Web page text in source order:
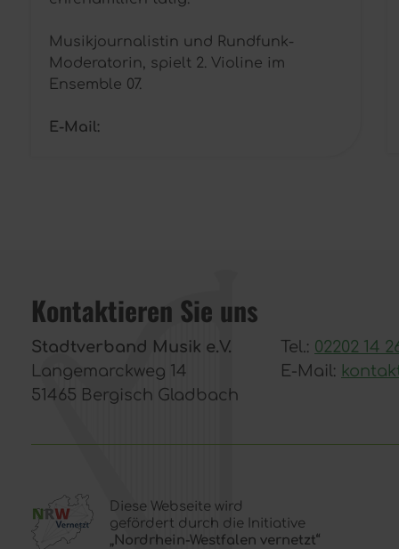
Musikjournalistin und Rundfunk-
Moderatorin, spielt 2. Violine im
Ensemble 07.
E-Mail:
Kontaktieren Sie uns
Stadtverband Musik e.V.
Langemarckweg 14
51465 Bergisch Gladbach
Tel.: 02202 14
E-Mail:
Diese Webseite wird
gefördert durch die Initiative
„Nordrhein-Westfalen vernetzt“